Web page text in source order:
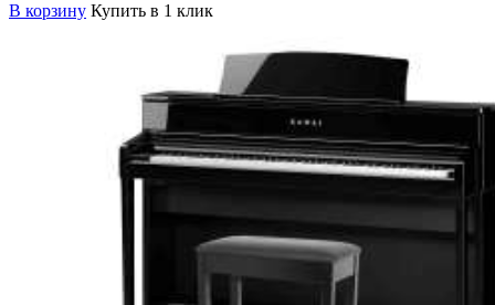
В корзину Купить в 1 клик